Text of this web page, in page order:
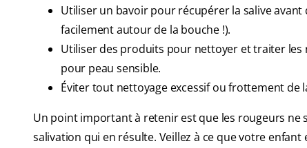
Utiliser un bavoir pour récupérer la salive
facilement autour de la bouche !).
Utiliser des produits pour nettoyer et traiter les
pour peau sensible.
Éviter tout nettoyage excessif ou frottement de
Un point important à retenir est que les rougeurs
salivation qui en résulte. Veillez à ce que votre